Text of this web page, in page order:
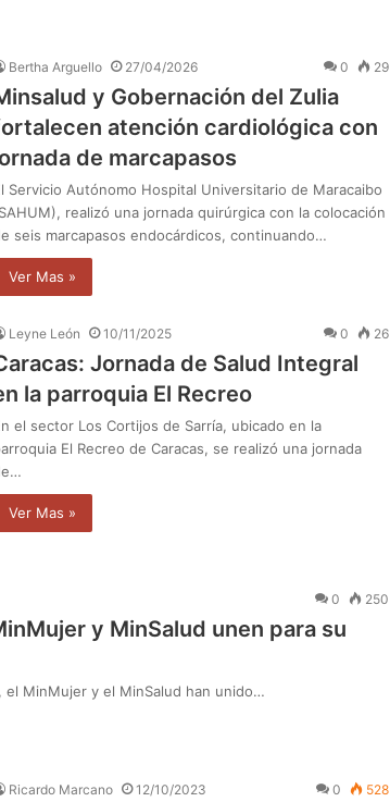
Bertha Arguello 27/04/2026 0 29
y Gobernación del Zulia
atención cardiológica con
de marcapasos
Servicio Autónomo Hospital Universitario de Maracaibo
realizó una jornada quirúrgica con la colocación
seis marcapasos endocárdicos, continuando…
Ver Mas »
Leyne León 10/11/2025 0 26
Jornada de Salud Integral
la parroquia El Recreo
el sector Los Cortijos de Sarría, ubicado en la
El Recreo de Caracas, se realizó una jornada
Ver Mas »
0 250
y MinSalud unen para su
el MinMujer y el MinSalud han unido…
Ricardo Marcano 12/10/2023 0 528